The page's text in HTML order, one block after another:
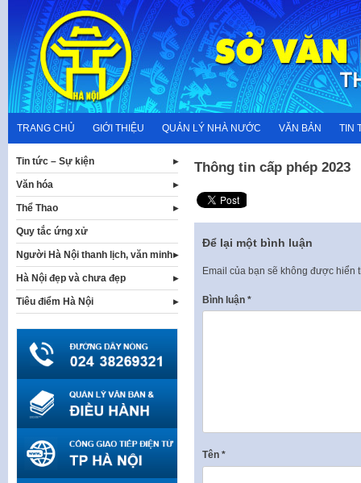
content
TRANG CHỦ GIỚI THIỆU QUẢN LÝ NHÀ NƯỚC VĂN BẢN TIN
Thông tin cấp phép 2023
Để lại một bình luận
Email của bạn sẽ không được hiển
Bình luận *
Tên *
Tin tức – Sự kiện
Văn hóa
Thể Thao
Quy tắc ứng xử
Người Hà Nội thanh lịch, văn minh
Hà Nội đẹp và chưa đẹp
Tiêu điểm Hà Nội